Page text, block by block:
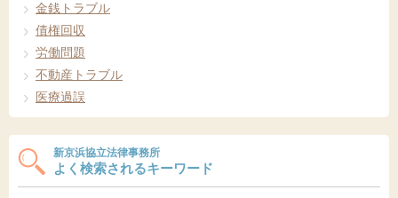
金銭トラブル
債権回収
労働問題
不動産トラブル
医療過誤
新京浜協立法律事務所
よく検索されるキーワード